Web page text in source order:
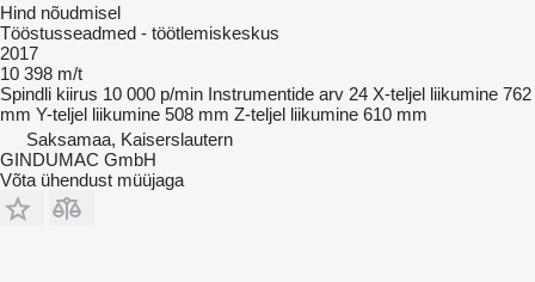
Hind nõudmisel
Tööstusseadmed - töötlemiskeskus
2017
10 398 m/t
Spindli kiirus 10 000 p/min Instrumentide arv 24 X-teljel liikumine 762
mm Y-teljel liikumine 508 mm Z-teljel liikumine 610 mm
Saksamaa, Kaiserslautern
GINDUMAC GmbH
Võta ühendust müüjaga